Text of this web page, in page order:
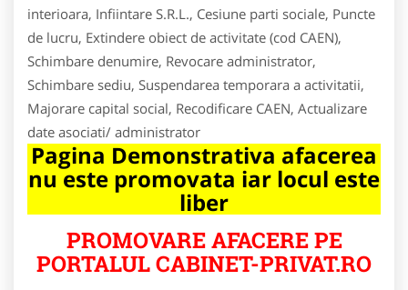
interioara, Infiintare S.R.L., Cesiune parti sociale, Puncte
de lucru, Extindere obiect de activitate (cod CAEN),
Schimbare denumire, Revocare administrator,
Schimbare sediu, Suspendarea temporara a activitatii,
Majorare capital social, Recodificare CAEN, Actualizare
date asociati/ administrator
Pagina Demonstrativa afacerea
nu este promovata iar locul este
liber
PROMOVARE AFACERE PE
PORTALUL CABINET-PRIVAT.RO